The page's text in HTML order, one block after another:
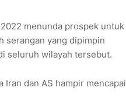
menunda prospek untuk
serangan yang dipimpin
seluruh wilayah tersebut.
dan AS hampir mencapai